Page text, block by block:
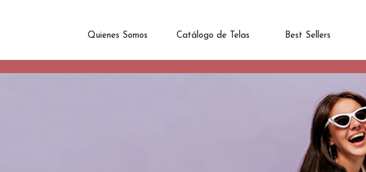
Quienes Somos Catálogo de Telas Best Sellers